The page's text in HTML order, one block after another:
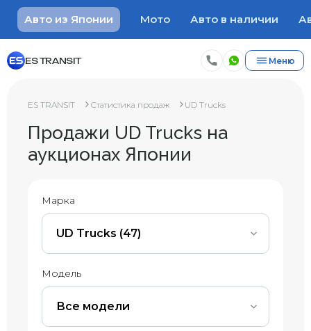
Авто из Японии Мото Авто в наличии
ES TRANSIT Меню
ES TRANSIT Статистика продаж UD Trucks
Продажи UD Trucks на
аукционах Японии
Марка
UD Trucks (47)
Модель
Все модели